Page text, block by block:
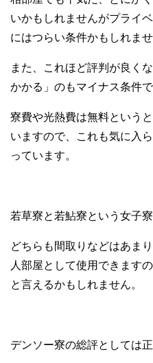
いかもしれませんがプライ
にはつらい条件かもしれませ
また、これほど評判が良く
かかる」のもマイナス条件で
寮費や光熱費は無料という
いますので、これも気に入
っています。
若草寮と若鮎寮という女子
どちらも間取りなどはあま
人部屋として使用できます
と言えるかもしれません。
デンソー寮の総評としては